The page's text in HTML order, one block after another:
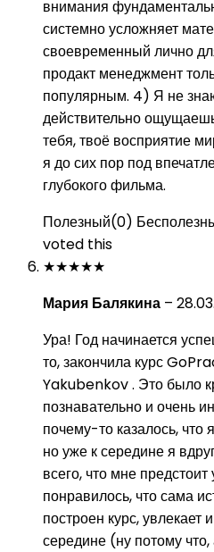
внимания
системно усложняет
своевременный лично
продакт менеджмент
популярным. 4) Я не
действительно
тебя, твоё восприятие
я до сих пор под
глубокого фильма.
Полезный(0)
voted this
★★★★★
Мария Балякина –
Ура! Год начинается
то, закончила курс
Yakubenkov . Это было
познавательно и очень
почему-то казалось, что
но уже к середине я
всего, что мне
понравилось, что сама
построен курс, увлекает
середине (ну потому